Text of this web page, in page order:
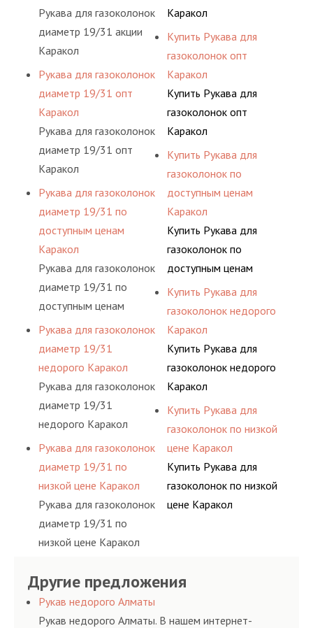
Рукава для газоколонок
диаметр 19/31 акции
Каракол
Рукава для газоколонок
диаметр 19/31 опт
Каракол
Рукава для газоколонок
диаметр 19/31 опт
Каракол
Рукава для газоколонок
диаметр 19/31 по
доступным ценам
Каракол
Рукава для газоколонок
диаметр 19/31 по
доступным ценам
Каракол
Рукава для газоколонок
диаметр 19/31
недорого Каракол
Рукава для газоколонок
диаметр 19/31
недорого Каракол
Рукава для газоколонок
диаметр 19/31 по
низкой цене Каракол
Рукава для газоколонок
диаметр 19/31 по
низкой цене Каракол
Каракол
Купить Рукава для
газоколонок опт
Каракол
Купить Рукава для
газоколонок опт
Каракол
Купить Рукава для
газоколонок по
доступным ценам
Каракол
Купить Рукава для
газоколонок по
доступным ценам
Каракол
Купить Рукава для
газоколонок недорого
Каракол
Купить Рукава для
газоколонок недорого
Каракол
Купить Рукава для
газоколонок по низкой
цене Каракол
Купить Рукава для
газоколонок по низкой
цене Каракол
Другие предложения
Рукав недорого Алматы
Рукав недорого Алматы. В нашем интернет-